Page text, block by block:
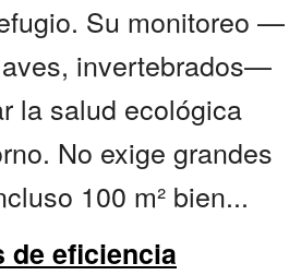
Su monitoreo —
invertebrados—
la salud ecológica
No exige grandes
100 m² bien...
de eficiencia